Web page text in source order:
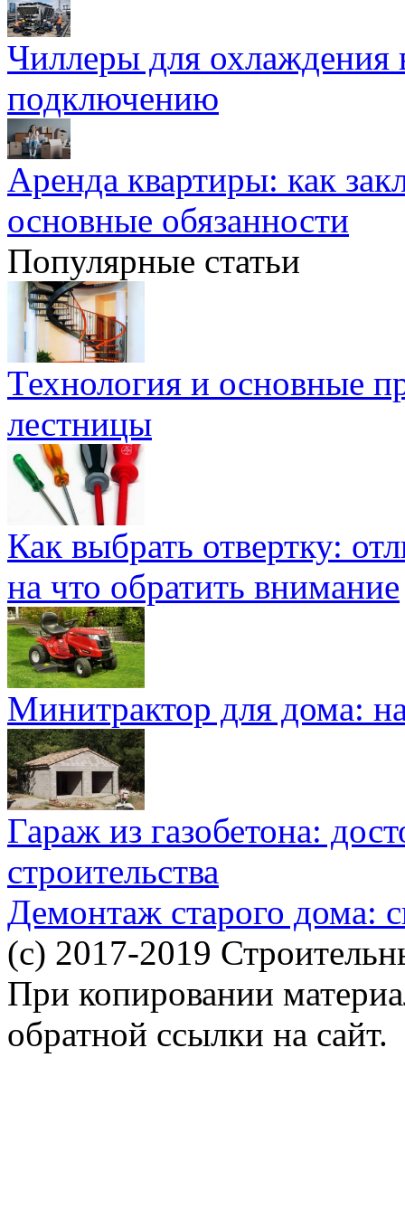
Чиллеры для охлаждения
подключению
Аренда квартиры: как
основные обязанности
Популярные статьи
Технология и основные
лестницы
Как выбрать отвертку:
на что обратить внимание
Минитрактор для дома:
Гараж из газобетона:
строительства
Демонтаж старого дома:
(c) 2017-2019
При копировании
обратной ссылки на сайт.